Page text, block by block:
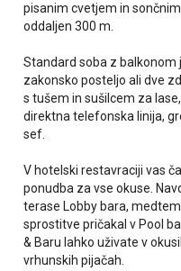
pisanim cvetjem in
oddaljen 300 m.
Standard soba z balkonom
zakonsko posteljo alidve
s tušem in sušilcem za
direktna telefonska linija,
sef.
V hotelski restavraciji vas
ponudba za vse okuse.
terase Lobby bara,
sprostitve pričakal v Pool
& Baru lahko uživate v
vrhunskih pijačah.